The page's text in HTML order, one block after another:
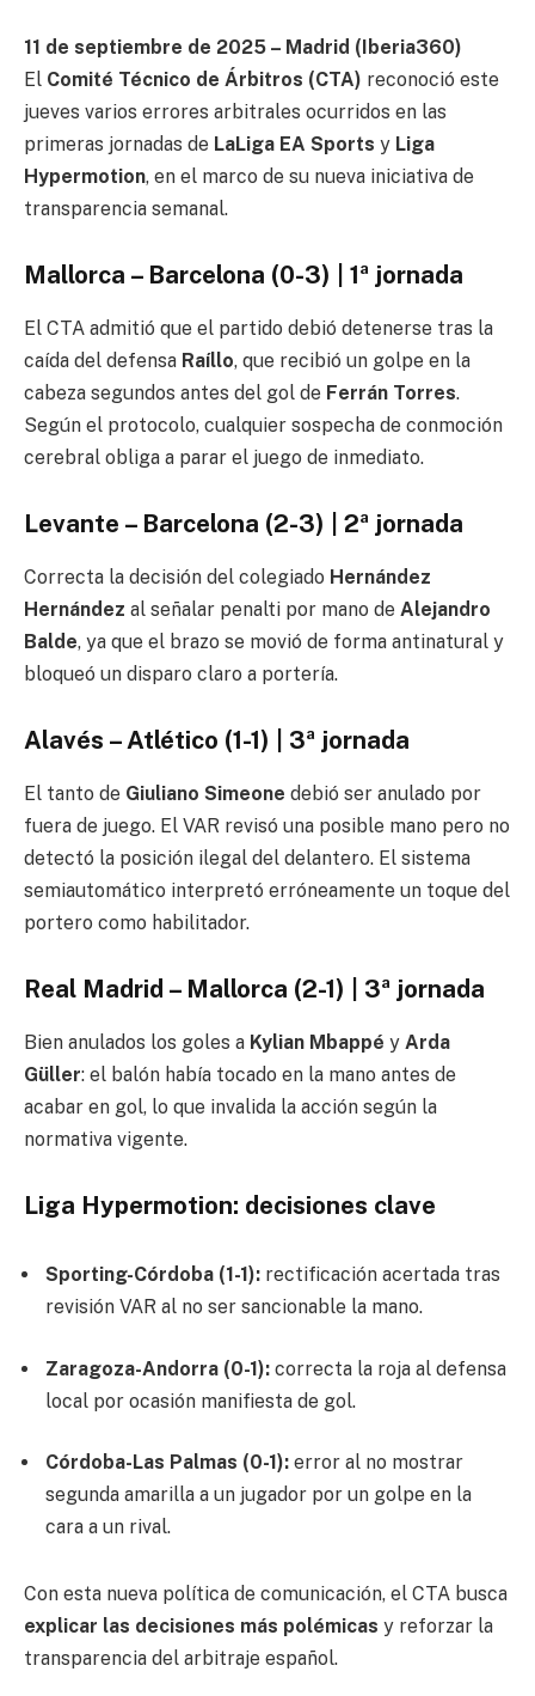
11 de septiembre de 2025 – Madrid (Iberia360)
El Comité Técnico de Árbitros (CTA) reconoció este
jueves varios errores arbitrales ocurridos en las
primeras jornadas de LaLiga EA Sports y Liga
Hypermotion, en el marco de su nueva iniciativa de
transparencia semanal.
Mallorca – Barcelona (0-3) | 1ª jornada
El CTA admitió que el partido debió detenerse tras la
caída del defensa Raíllo, que recibió un golpe en la
cabeza segundos antes del gol de Ferrán Torres.
Según el protocolo, cualquier sospecha de conmoción
cerebral obliga a parar el juego de inmediato.
Levante – Barcelona (2-3) | 2ª jornada
Correcta la decisión del colegiado Hernández
Hernández al señalar penalti por mano de Alejandro
Balde, ya que el brazo se movió de forma antinatural y
bloqueó un disparo claro a portería.
Alavés – Atlético (1-1) | 3ª jornada
El tanto de Giuliano Simeone debió ser anulado por
fuera de juego. El VAR revisó una posible mano pero no
detectó la posición ilegal del delantero. El sistema
semiautomático interpretó erróneamente un toque del
portero como habilitador.
Real Madrid – Mallorca (2-1) | 3ª jornada
Bien anulados los goles a Kylian Mbappé y Arda
Güller: el balón había tocado en la mano antes de
acabar en gol, lo que invalida la acción según la
normativa vigente.
Liga Hypermotion: decisiones clave
Sporting-Córdoba (1-1): rectificación acertada tras
revisión VAR al no ser sancionable la mano.
Zaragoza-Andorra (0-1): correcta la roja al defensa
local por ocasión manifiesta de gol.
Córdoba-Las Palmas (0-1): error al no mostrar
segunda amarilla a un jugador por un golpe en la
cara a un rival.
Con esta nueva política de comunicación, el CTA busca
explicar las decisiones más polémicas y reforzar la
transparencia del arbitraje español.